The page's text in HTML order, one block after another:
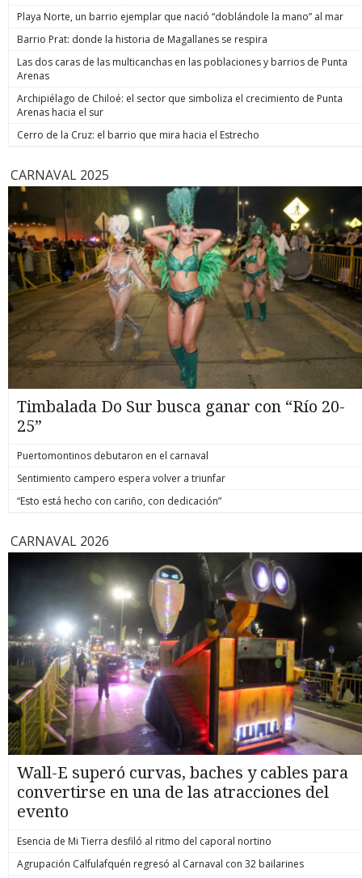
Playa Norte, un barrio ejemplar que nació “doblándole la mano” al mar
Barrio Prat: donde la historia de Magallanes se respira
Las dos caras de las multicanchas en las poblaciones y barrios de Punta
Arenas
Archipiélago de Chiloé: el sector que simboliza el crecimiento de Punta
Arenas hacia el sur
Cerro de la Cruz: el barrio que mira hacia el Estrecho
CARNAVAL 2025
Timbalada Do Sur busca ganar con “Río 20-
25”
Puertomontinos debutaron en el carnaval
Sentimiento campero espera volver a triunfar
“Esto está hecho con cariño, con dedicación”
CARNAVAL 2026
Wall-E superó curvas, baches y cables para
convertirse en una de las atracciones del
evento
Esencia de Mi Tierra desfiló al ritmo del caporal nortino
Agrupación Calfulafquén regresó al Carnaval con 32 bailarines